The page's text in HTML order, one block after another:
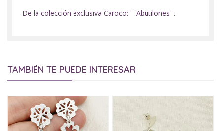
De la colección exclusiva Caroco: ¨Abutilones¨.
TAMBIÉN TE PUEDE INTERESAR